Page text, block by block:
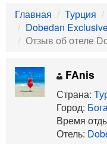
Главная Турция
Dobedan
Отзыв об отеле
FAnis
Страна:
Город:
Время
Отель: